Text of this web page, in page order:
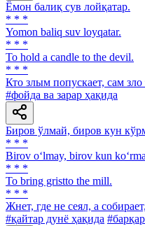
Ёмон балиқ сув лойқатар.
* * *
Yomon baliq suv loyqatar.
* * *
To hold a candle to the devil.
* * *
Кто злым попускает, сам зло
#фойда ва зарар ҳақида
Биров ўлмай, биров кун
* * *
Birov o‘lmay, birov kun
* * *
To bring gristto the mill.
* * *
Жнет, где не сеял, а
#қайтар дунё ҳақида